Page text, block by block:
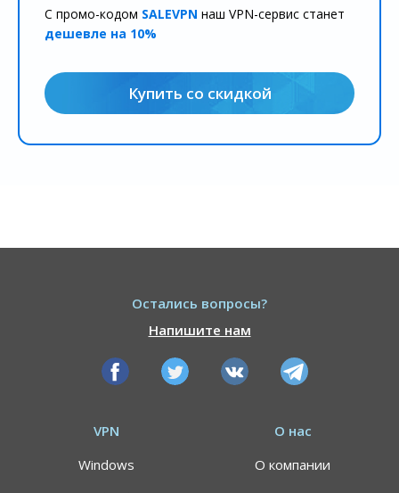
С промо-кодом SALEVPN наш VPN-сервис станет
дешевле на 10%
Купить со скидкой
Остались вопросы?
Напишите нам
VPN
Windows
О нас
О компании